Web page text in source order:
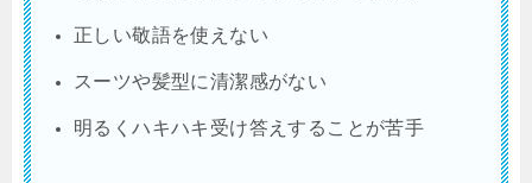
正しい敬語を使えない
スーツや髪型に清潔感がない
明るくハキハキ受け答えすることが苦手